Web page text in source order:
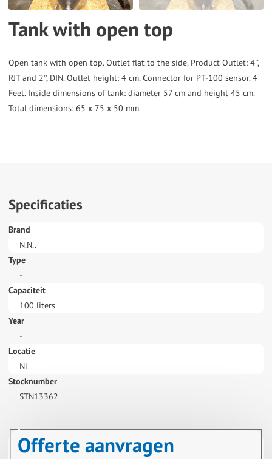
can
use
and
swipe
gestures.
Tank with open top
Open tank with open top. Outlet flat to the side. Product Outlet: 4'',
RJT and 2'', DIN. Outlet height: 4 cm. Connector for PT-100 sensor. 4
Feet. Inside dimensions of tank: diameter 57 cm and height 45 cm.
Total dimensions: 65 x 75 x 50 mm.
Specificaties
Brand
N.N..
Type
-
Capaciteit
100 liters
Year
-
Locatie
NL
Stocknumber
STN13362
Offerte aanvragen